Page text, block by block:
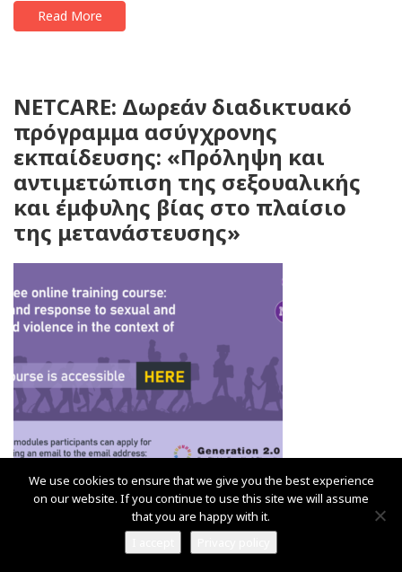
Read More
NETCARE: Δωρεάν διαδικτυακό
πρόγραμμα ασύγχρονης
εκπαίδευσης: «Πρόληψη και
αντιμετώπιση της σεξουαλικής
και έμφυλης βίας στο πλαίσιο
της μετανάστευσης»
Διαθέσιμο για επαγγελματίες που εργάζονται με μετανάστες/
εκπαιδευτικό πρόγραμμα για την πρόληψη και αντιμετώπιση
We use cookies to ensure that we give you the best experience
on our website. If you continue to use this site we will assume
that you are happy with it.